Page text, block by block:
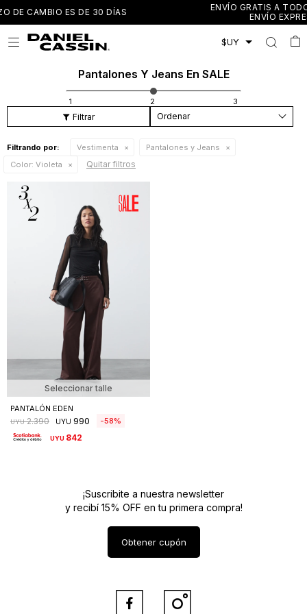
ENVÍO GRATIS A TODO EL PAÍS EN COMPRAS MAYORES
ENVÍO EXPRESS EN MONTEVIDEO Y CANELONES

Pantalones Y Jeans En SALE
Recomendados
Filtrando por: Vestimenta
Pantalones y Jeans
Color: Violeta Quitar filtros
Seleccionar talle
PANTALÓN EDEN
UYU 2.390 UYU 990 58
UYU 842
¡Suscribite a nuestra newsletter
y recibí 15% OFF en tu primera compra!
Obtener cupón
 